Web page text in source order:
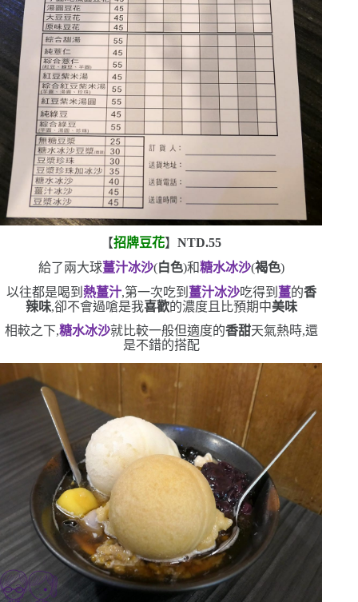
【招牌豆花】NTD.55
給了兩大球薑汁冰沙(白色)和糖水冰沙(褐色)
以往都是喝到 熱薑汁,第一次吃到 薑汁冰沙吃得到 薑的香
辣味,卻不會過嗆是我喜歡的濃度且比預期中美味
相較之下,糖水冰沙就比較一般但適度的香甜天氣熱時,還
是不錯的搭配